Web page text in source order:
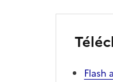
Flash